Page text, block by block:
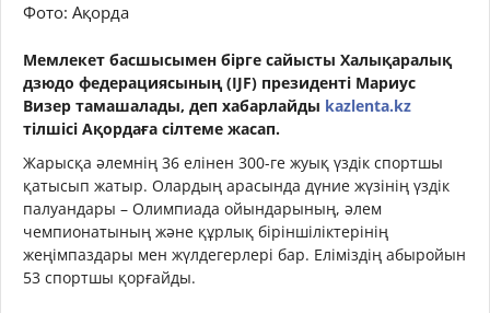
Фото: Ақорда
Мемлекет басшысымен бірге сайысты Халықаралық
дзюдо федерациясының (IJF) президенті Мариус
Визер тамашалады, деп хабарлайды kazlenta.kz
тілшісі Ақордаға сілтеме жасап.
Жарысқа әлемнің 36 елінен 300-ге жуық үздік спортшы
қатысып жатыр. Олардың арасында дүние жүзінің үздік
палуандары – Олимпиада ойындарының, әлем
чемпионатының және құрлық біріншіліктерінің
жеңімпаздары мен жүлдегерлері бар. Еліміздің абыройын
53 спортшы қорғайды.